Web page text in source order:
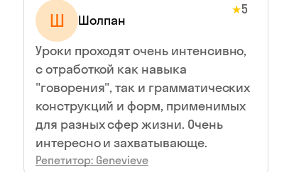
Ш Шолпан
★5
Уроки проходят очень интенсивно,
с отработкой как навыка
"говорения", так и грамматических
конструкций и форм, применимых
для разных сфер жизни. Очень
интересно и захватывающе.
Репетитор: Genevieve